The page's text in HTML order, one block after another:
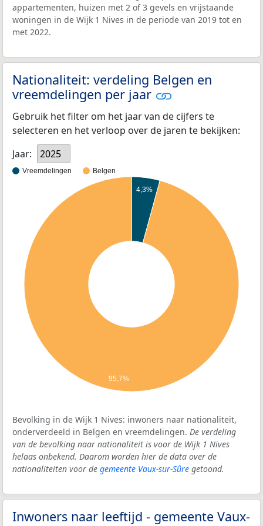
appartementen, huizen met 2 of 3 gevels en vrijstaande
woningen in de Wijk 1 Nives in de periode van 2019 tot en
met 2022.
Nationaliteit: verdeling Belgen en
vreemdelingen per jaar
Gebruik het filter om het jaar van de cijfers te
selecteren en het verloop over de jaren te bekijken:
Jaar:
2025
Vreemdelingen Belgen
4,3%
95,7%
Bevolking in de Wijk 1 Nives: inwoners naar nationaliteit,
onderverdeeld in Belgen en vreemdelingen. De verdeling
van de bevolking naar nationaliteit is voor de Wijk 1 Nives
helaas onbekend. Daarom worden hier de data over de
nationaliteiten voor de gemeente Vaux-sur-Sûre getoond.
Inwoners naar leeftijd - gemeente Vaux-